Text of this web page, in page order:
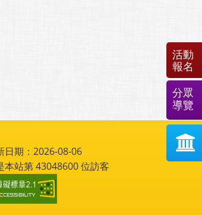
日期：2026-08-06
本站第43048600位訪客
活動
報名
分眾
導覽